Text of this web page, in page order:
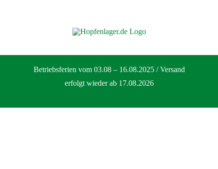
Betriebsferien vom 03.08 – 16.08.2025 / Versand
erfolgt wieder ab 17.08.2026